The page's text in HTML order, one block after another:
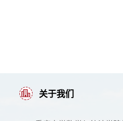
关于我们